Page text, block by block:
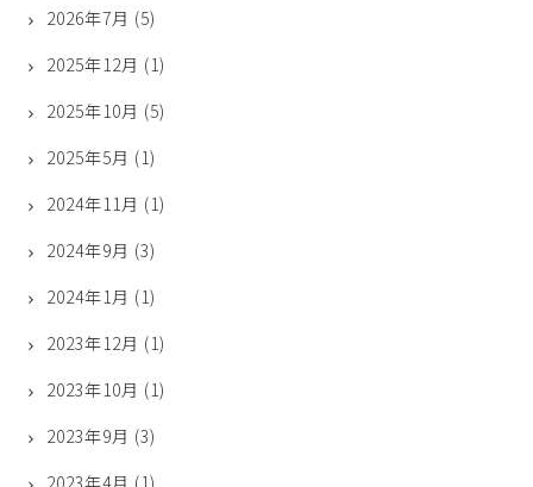
2026年7月 (5)
2025年12月 (1)
2025年10月 (5)
2025年5月 (1)
2024年11月 (1)
2024年9月 (3)
2024年1月 (1)
2023年12月 (1)
2023年10月 (1)
2023年9月 (3)